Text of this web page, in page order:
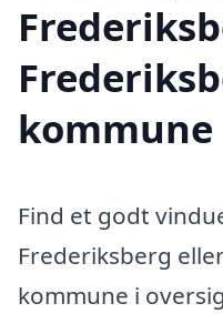
kommune
Find et godt
Frederiksberg
kommune i